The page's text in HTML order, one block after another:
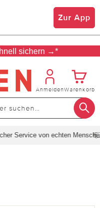
Zur App
sichern →*
AnmeldenWarenkorb
Service von echten Menschen